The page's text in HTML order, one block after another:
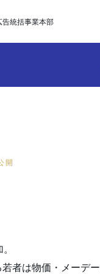
告統括事業本部
開
者は物価・メーデー